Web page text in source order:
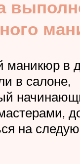
маникюр в
в салоне,
на